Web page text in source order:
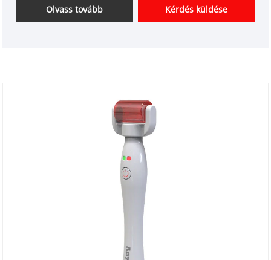
Várjuk együttműködését.
Olvass tovább Kérdés küldése